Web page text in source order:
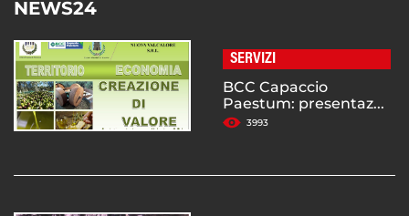
NEWS24
SERVIZI
BCC Capaccio
Paestum: presentaz...
3993